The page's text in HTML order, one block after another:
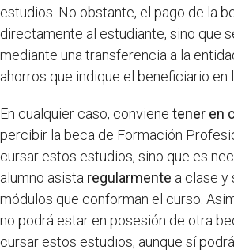
estudios. No obstante, el pago de la
directamente al estudiante, sino que
mediante una transferencia a la
ahorros que indique el beneficiario en
En cualquier caso, conviene tener en
percibir la beca de Formación
cursar estos estudios, sino que es
alumno asista regularmente a clase y
módulos que conforman el curso.
no podrá estar en posesión de otra
cursar estos estudios, aunque sí podrá